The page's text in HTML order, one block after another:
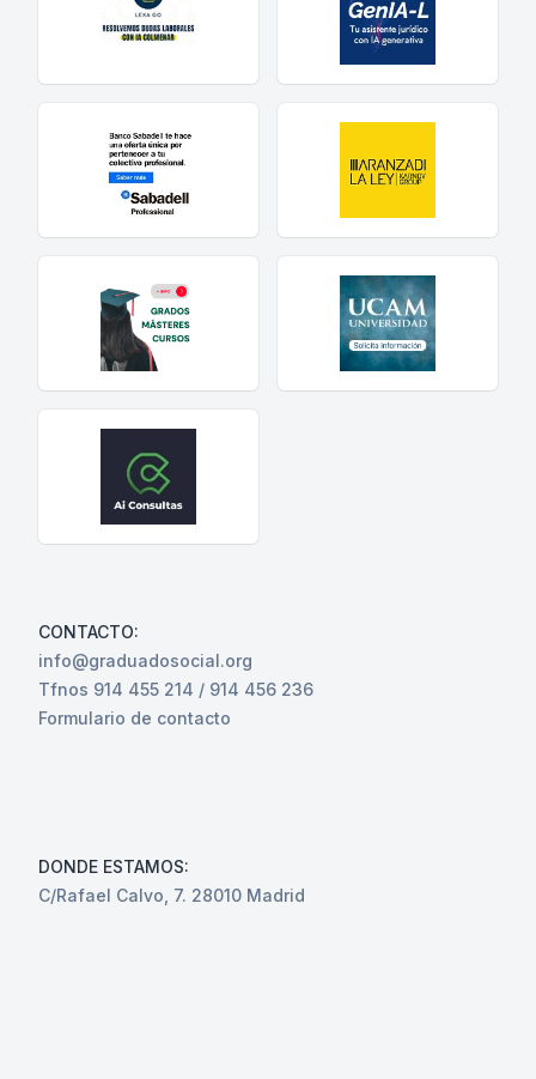
CONTACTO:
info@graduadosocial.org
Tfnos 914 455 214 / 914 456 236
Formulario de contacto
DONDE ESTAMOS:
C/Rafael Calvo, 7. 28010 Madrid